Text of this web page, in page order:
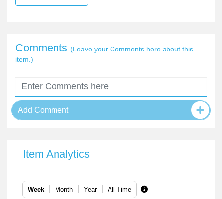
Comments (Leave your Comments here about this
item.)
Add Comment
Item Analytics
Week Month Year All Time